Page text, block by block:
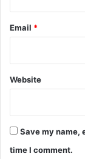
Email *
Website
Save my name,
time I comment.